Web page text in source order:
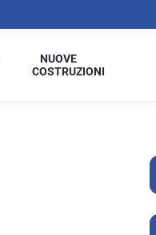
NUOVE
COSTRUZIONI